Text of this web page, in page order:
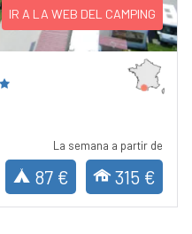
IR A LA WEB DEL CAMPING
La semana a partir de
87 € 315 €